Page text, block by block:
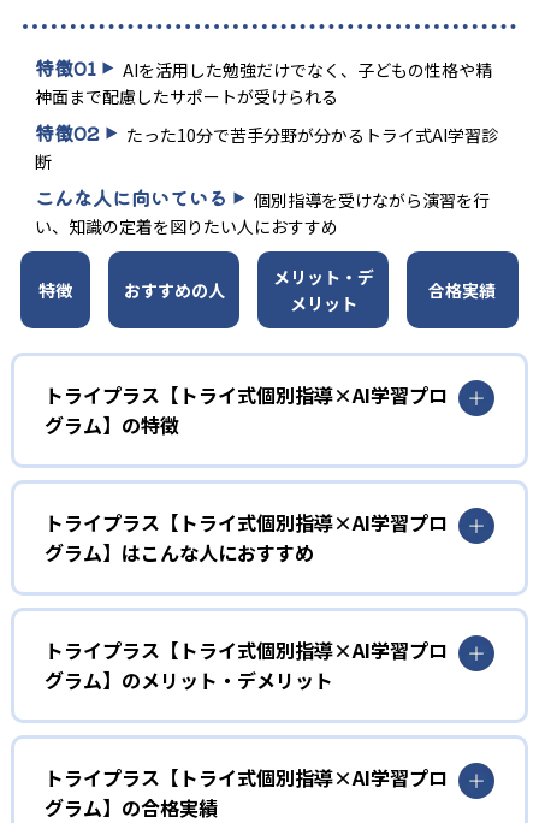
特徴01
AIを活用した勉強だけでなく、子どもの性格や精
神面まで配慮したサポートが受けられる
特徴02
たった10分で苦手分野が分かるトライ式AI学習診
断
こんな人に向いている
個別指導を受けながら演習を行
い、知識の定着を図りたい人におすすめ
特徴 おすすめの人
メリット・デ
メリット
合格実績
トライプラス【トライ式個別指導×AI学習プロ
グラム】の特徴
01
個別指導×演習のオリジナル学習システム
トライプラスは、個別指導と演習を組み合わせた学習シス
テム。コースにもよるが、基本は、「個別指導60分+問題演
習30分」の1コマ90分の授業となっている。個別指導時
は、質問をしたり、分かるまで指導してもらえる。トライ
プラスの個別指導は対話式のため、わかったつもりを防止
できる。
個別指導後、演習の時間がある。演習では、類似問題を解
き、知識の定着を図る。問題を解けた自信にもなる。
02 トライ式AI学習診断で苦手分析
トライプラス【トライ式個別指導×AI学習プロ
グラム】はこんな人におすすめ
小学生
勉強が苦手の人におすすめ
トライプラスの小学生コースは学習習慣の基礎固めを目標
としている。個別指導により「わかるまで」「できるま
で」対応し、勉強する楽しさを実感できる。また、一人一
人のレベルや性格に合わせた指導を行っているため、やる
気を維持しやすい。
トライプラス【トライ式個別指導×AI学習プロ
グラム】のメリット・デメリット
どんなメリットがある？
トライプラスの最大のメリットは、個別指導とAI学習プロ
グラムをかけ合わせていること。トライ式AI学習診断やAI
トライプラス【トライ式個別指導×AI学習プロ
グラム】の合格実績